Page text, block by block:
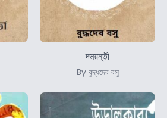
দময়ন্তী
By বুদ্ধদেব বসু